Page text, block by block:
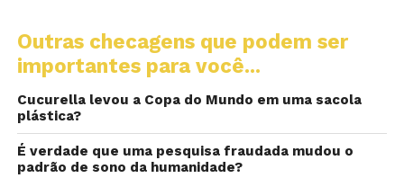
Outras checagens que podem ser
importantes para você...
Cucurella levou a Copa do Mundo em uma sacola
plástica?
É verdade que uma pesquisa fraudada mudou o
padrão de sono da humanidade?